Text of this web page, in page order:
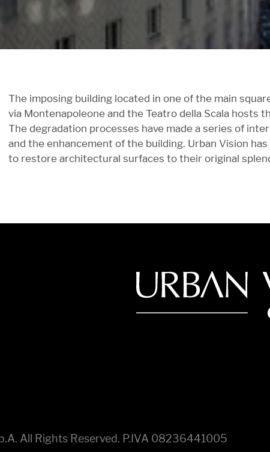
The imposing building located in one of the main
via Montenapoleone and the Teatro della Scala hosts
The degradation processes have made a series of
and the enhancement of the building. Urban Vision
to restore architectural surfaces to their original
All Rights Reserved. P.IVA 08236441005